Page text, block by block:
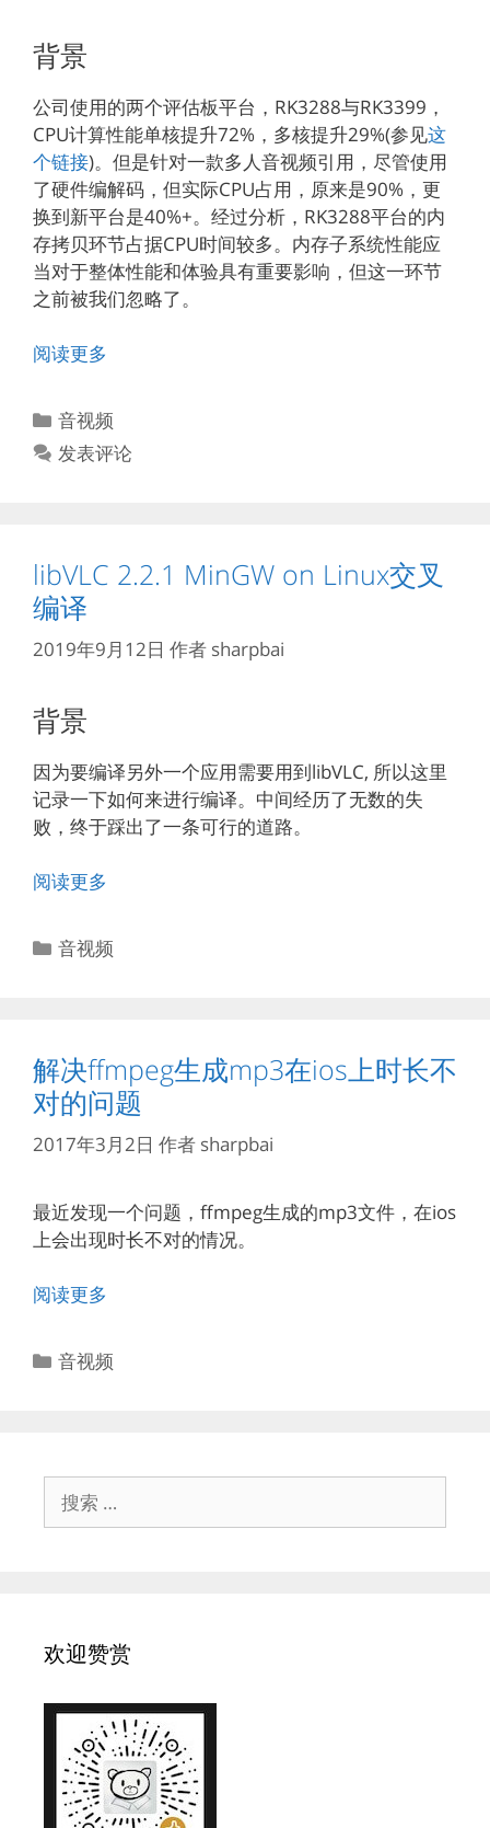
背景
公司使用的两个评估板平台，RK3288与RK3399，
CPU计算性能单核提升72%，多核提升29%(参见这
个链接)。但是针对一款多人音视频引用，尽管使用
了硬件编解码，但实际CPU占用，原来是90%，更
换到新平台是40%+。经过分析，RK3288平台的内
存拷贝环节占据CPU时间较多。内存子系统性能应
当对于整体性能和体验具有重要影响，但这一环节
之前被我们忽略了。
阅读更多
分
类
音视频
发表评论
libVLC 2.2.1 MinGW on Linux交叉
编译
2019年9月12日 作者 sharpbai
背景
因为要编译另外一个应用需要用到libVLC, 所以这里
记录一下如何来进行编译。中间经历了无数的失
败，终于踩出了一条可行的道路。
阅读更多
分
音视频
解决ffmpeg生成mp3在ios上时长不
对的问题
2017年3月2日 作者 sharpbai
最近发现一个问题，ffmpeg生成的mp3文件，在ios
上会出现时长不对的情况。
阅读更多
分
音视频
索：
欢迎赞赏